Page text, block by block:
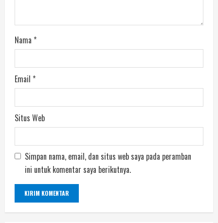
Nama *
Email *
Situs Web
Simpan nama, email, dan situs web saya pada peramban
ini untuk komentar saya berikutnya.